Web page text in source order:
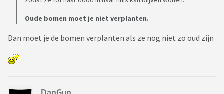
Oude bomen moet je niet verplanten.
Dan moet je de bomen verplanten als ze nog niet zo oud zijn